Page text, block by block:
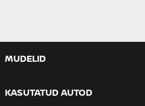
MUDELID
KASUTATUD AUTOD